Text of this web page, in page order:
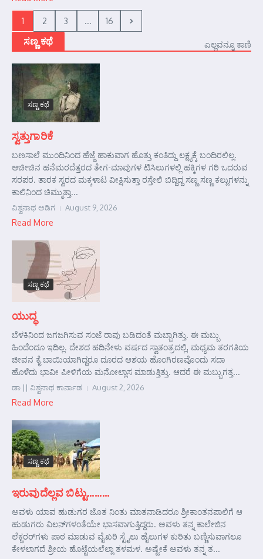
1 2 3 ... 16
ಸಣ್ಣ ಕಥೆ ಎಲ್ಲವನ್ನೂ ಕಾಣಿ
ಸಣ್ಣ ಕಥೆ
ಸ್ವತ್ತುಗಾರಿಕೆ
ಬಣಸಾಲೆ ಮುಂದಿನಿಂದ ಹೆಜ್ಜೆ ಹಾಕುವಾಗ ಹೊತ್ತು ಕಂತಿದ್ದು ಲಕ್ಷ್ಯಕ್ಕೆ ಬಂದಿರಲಿಲ್ಲ.
ಆಚೀಚಿನ ಹನೆಮರದೆತ್ತರದ ತೇಗ-ಮಾವುಗಳ ಟಿಸಿಲುಗಳಲ್ಲಿ ಹಕ್ಕಿಗಳ ಗರಿ ಒದರುವ
ಸರಪರ. ತಾರಕ ಸ್ವರದ ಮಕ್ಕಳಾಟ ವೀಕ್ಷಿಸುತ್ತಾ ರಸ್ತೇಲಿ ಬಿದ್ದಿದ್ದ ಸಣ್ಣ ಸಣ್ಣ ಕಲ್ಲುಗಳನ್ನು
ಕಾಲಿನಿಂದ ಚಿಮ್ಮುತ್ತಾ...
ವಿಶ್ವನಾಥ ಅಡಿಗ August 9, 2026
Read More
ಸಣ್ಣ ಕಥೆ
ಯುದ್ಧ
ಬೆಳಕಿನಿಂದ ಜಗಜಗಿಸುವ ಸಂಜೆ ರಾವು ಬಡಿದಂತೆ ಮಬ್ಬಾಗಿತ್ತು. ಈ ಮಬ್ಬು
ಹಿಂದೆಂದೂ ಇದಿಲ್ಲ. ದೇಶದ ಹದಿನೇಳು ವರ್ಷದ ಸ್ವಾತಂತ್ರದಲ್ಲಿ, ಮಧ್ಯಮ ತರಗತಿಯ
ಜೀವನ ಕೈ ಬಾಯಿಯಾಗಿದ್ದರೂ ದೂರದ ಆಶಯ ಹೊಂಗಿರಣವೊಂದು ಸದಾ
ಹೊಳೆದು ಭಾವೀ ಪೀಳಿಗೆಯ ಮನೋಲ್ಲಾಸ ಮಾಡುತ್ತಿತ್ತು. ಆದರೆ ಈ ಮಬ್ಬುಗತ್ತ...
ಡಾ || ವಿಶ್ವನಾಥ ಕಾರ್ನಾಡ August 2, 2026
Read More
ಸಣ್ಣ ಕಥೆ
ಇರುವುದೆಲ್ಲವ ಬಿಟ್ಟು………
ಅವಳು ಯಾವ ಹುಡುಗರ ಜೊತ ನಿಂತು ಮಾತನಾಡಿದರೂ ಶ್ರೀಕಾಂತನಪಾಲಿಗೆ ಆ
ಹುಡುಗರು ವಿಲನ್‌ಗಳಂತೆಯೇ ಭಾಸವಾಗುತ್ತಿದ್ದರು. ಅವಳು ತನ್ನ ಕಾಲೇಜಿನ
ಲೆಕ್ಚರರ್‌ಗಳು ಪಾಠ ಮಾಡುವ ವೈಖರಿ ಸ್ಟೈಲು ಹೈಲುಗಳ ಕುರಿತು ಬಣ್ಣಿಸುವಾಗಲೂ
ಕೇಳಲಾಗದೆ ಶ್ರೀಯ ಹೊಟ್ಟೆಯಲೆಲ್ಲಾ ತಳಮಳ. ಅಷ್ಟೇಕೆ ಅವಳು ತನ್ನ ತ...